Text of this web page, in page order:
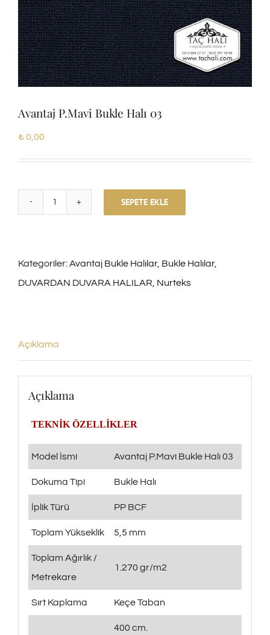
Avantaj P.Mavi Bukle Halı 03
₺0,00
Halı
03
SEPETE EKLE
Kategoriler:Avantaj Bukle Halılar, Bukle Halılar,
DUVARDAN DUVARA HALILAR, Nurteks
Açıklama
Açıklama
TEKNİK ÖZELLİKLER
Model İsmi Avantaj P.Mavi Bukle Halı 03
Dokuma Tipi Bukle Halı
İplik Türü PP BCF
Toplam Yükseklik 5,5 mm
Toplam Ağırlık /
Metrekare
1.270 gr/m2
Sırt Kaplama Keçe Taban
400 cm.